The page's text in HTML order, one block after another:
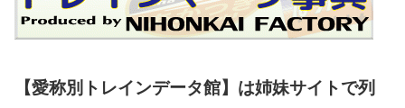
【愛称別トレインデータ館】は姉妹サイトで列